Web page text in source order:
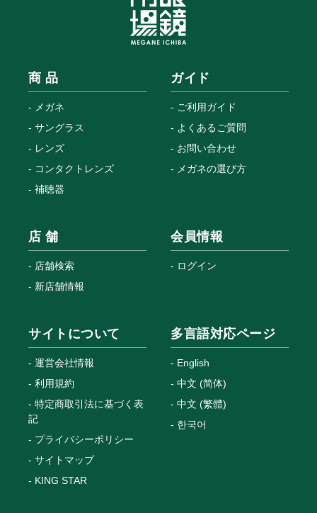
商 品
メガネ
サングラス
レンズ
コンタクトレンズ
補聴器
ガイド
ご利用ガイド
よくあるご質問
お問い合わせ
メガネの選び方
店 舗
店舗検索
新店舗情報
会員情報
ログイン
サイトについて
運営会社情報
利用規約
特定商取引法に基づく表
記
プライバシーポリシー
サイトマップ
KING STAR
多言語対応ページ
English
中文 (简体)
中文 (繁體)
한국어